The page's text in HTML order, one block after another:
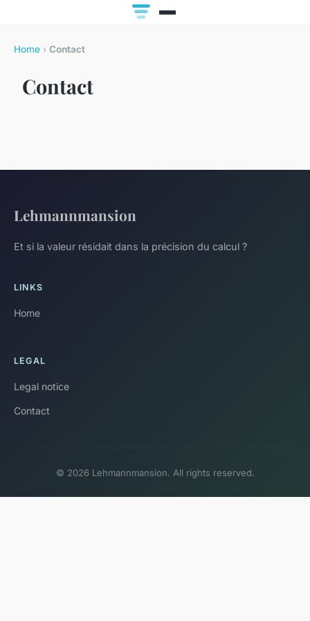
Home › Contact
Contact
Lehmannmansion
Et si la valeur résidait dans la précision du calcul ?
LINKS
Home
LEGAL
Legal notice
Contact
© 2026 Lehmannmansion. All rights reserved.